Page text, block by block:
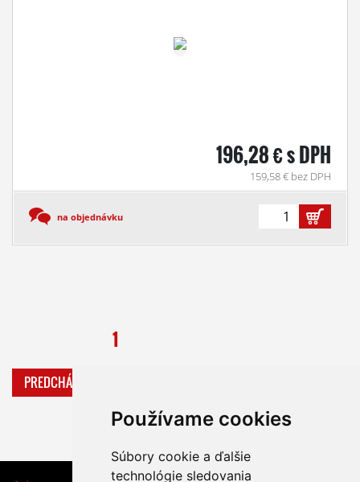
Používame cookies
Súbory cookie a ďalšie
technológie sledovania
196,28 € s DPH
159,58 € bez DPH
na objednávku
PREDCHÁDZAJÚCA
1